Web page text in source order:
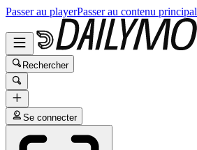
Passer au playerPasser au contenu principal
Rechercher
Se connecter